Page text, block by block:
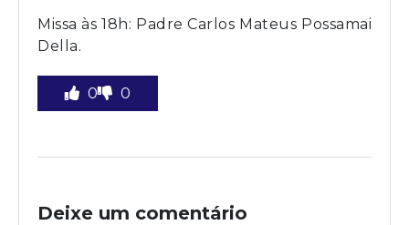
Missa às 18h: Padre Carlos Mateus Possamai
Della.
0 0
Deixe um comentário